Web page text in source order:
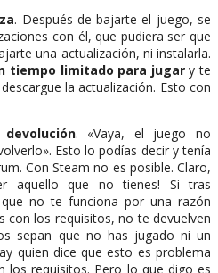
. Después de bajarte el juego, se
con él, que pudiera ser que
una actualización, ni instalarla.
tiempo limitado para jugary te
la actualización. Esto con
. «Vaya, el juego no
Esto lo podías decir y tenía
Con Steam no es posible. Claro,
aquello que no tienes! Si tras
no te funciona por una razón
con los requisitos, no te devuelven
sepan que no has jugado ni un
quien dice que esto es problema
requisitos. Pero lo que digo es